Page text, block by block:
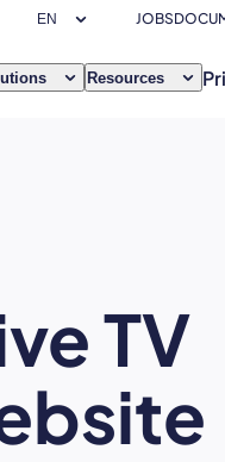
JOBS
Resources
TV